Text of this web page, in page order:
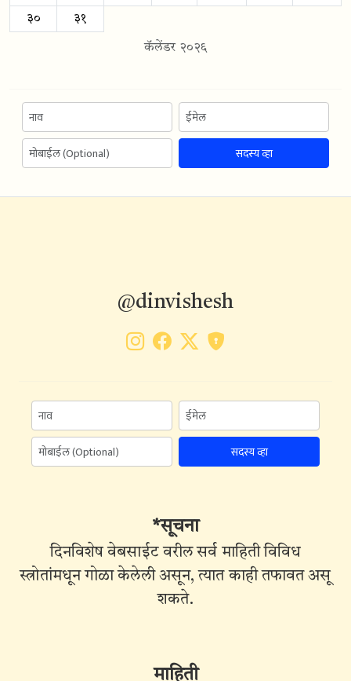
३० ३१
कॅलेंडर २०२६
सदस्य व्हा
@dinvishesh
सदस्य व्हा
*सूचना
दिनविशेष वेबसाईट वरील सर्व माहिती विविध
स्त्रोतांमधून गोळा केलेली असून, त्यात काही तफावत असू
शकते.
माहिती